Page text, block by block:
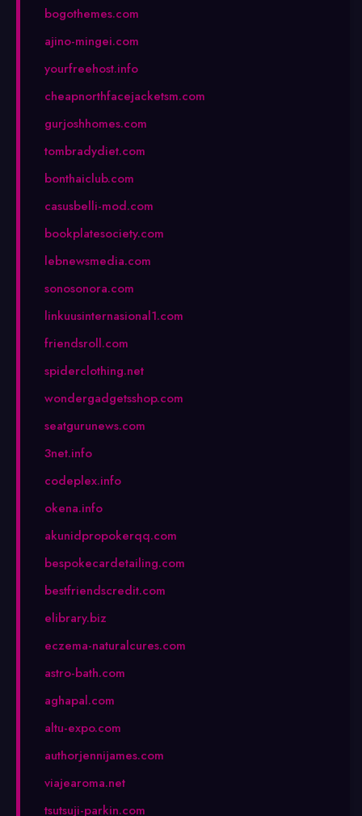
bogothemes.com
ajino-mingei.com
yourfreehost.info
cheapnorthfacejacketsm.com
gurjoshhomes.com
tombradydiet.com
bonthaiclub.com
casusbelli-mod.com
bookplatesociety.com
lebnewsmedia.com
sonosonora.com
linkuusinternasional1.com
friendsroll.com
spiderclothing.net
wondergadgetsshop.com
seatgurunews.com
3net.info
codeplex.info
okena.info
akunidpropokerqq.com
bespokecardetailing.com
bestfriendscredit.com
elibrary.biz
eczema-naturalcures.com
astro-bath.com
aghapal.com
altu-expo.com
authorjennijames.com
viajearoma.net
tsutsuji-parkin.com